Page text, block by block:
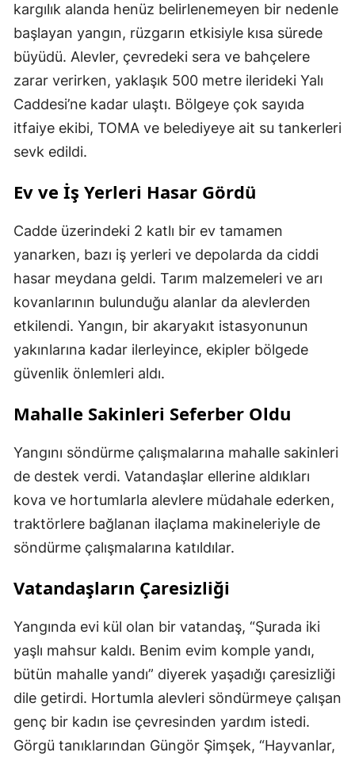
kargılık alanda henüz belirlenemeyen bir nedenle
başlayan yangın, rüzgarın etkisiyle kısa sürede
büyüdü. Alevler, çevredeki sera ve bahçelere
zarar verirken, yaklaşık 500 metre ilerideki Yalı
Caddesi’ne kadar ulaştı. Bölgeye çok sayıda
itfaiye ekibi, TOMA ve belediyeye ait su tankerleri
sevk edildi.
Ev ve İş Yerleri Hasar Gördü
Cadde üzerindeki 2 katlı bir ev tamamen
yanarken, bazı iş yerleri ve depolarda da ciddi
hasar meydana geldi. Tarım malzemeleri ve arı
kovanlarının bulunduğu alanlar da alevlerden
etkilendi. Yangın, bir akaryakıt istasyonunun
yakınlarına kadar ilerleyince, ekipler bölgede
güvenlik önlemleri aldı.
Mahalle Sakinleri Seferber Oldu
Yangını söndürme çalışmalarına mahalle sakinleri
de destek verdi. Vatandaşlar ellerine aldıkları
kova ve hortumlarla alevlere müdahale ederken,
traktörlere bağlanan ilaçlama makineleriyle de
söndürme çalışmalarına katıldılar.
Vatandaşların Çaresizliği
Yangında evi kül olan bir vatandaş, “Şurada iki
yaşlı mahsur kaldı. Benim evim komple yandı,
bütün mahalle yandı” diyerek yaşadığı çaresizliği
dile getirdi. Hortumla alevleri söndürmeye çalışan
genç bir kadın ise çevresinden yardım istedi.
Görgü tanıklarından Güngör Şimşek, “Hayvanlar,